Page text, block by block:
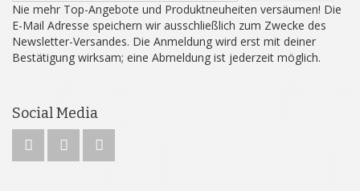
Nie mehr Top-Angebote und Produktneuheiten versäumen! Die
E-Mail Adresse speichern wir ausschließlich zum Zwecke des
Newsletter-Versandes. Die Anmeldung wird erst mit deiner
Bestätigung wirksam; eine Abmeldung ist jederzeit möglich.
Social Media